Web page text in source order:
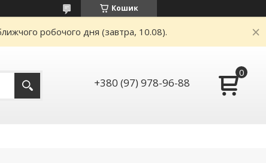
Кошик
робочого дня (завтра, 10.08).
+380 (97) 978-96-88